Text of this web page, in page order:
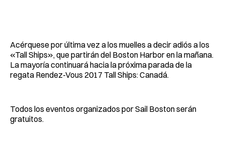
Acérquese por última vez a los muelles a decir adiós a los
«Tall Ships», que partirán del Boston Harbor en la mañana.
La mayoría continuará hacia la próxima parada de la
regata Rendez-Vous 2017 Tall Ships: Canadá.
Todos los eventos organizados por Sail Boston serán
gratuitos.